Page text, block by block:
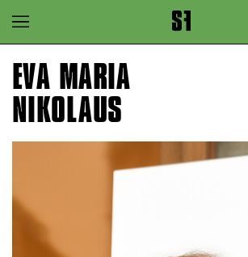
Zur Hauptnavigation springen
Zum Hauptinhalt springen
Zum Footer springen
EVA MARIA
NIKOLAUS